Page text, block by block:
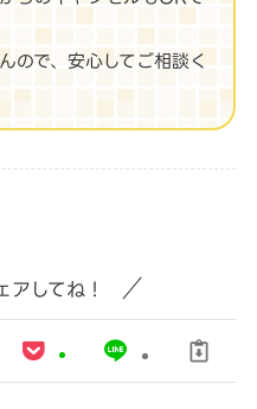
ので、安心してご相談く
アしてね！